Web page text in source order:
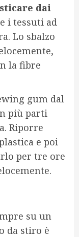
dai
i tessuti ad
Lo sbalzo
la fibre
gum dal
più parti
Riporre
e poi
per tre ore
su un
da stiro è